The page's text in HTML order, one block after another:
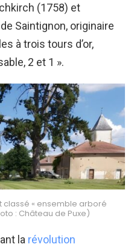
(1758) et
Saintignon, originaire
à trois tours d’or,
2 et 1 ».
classé « ensemble arboré
: Château de Puxe)
la révolution